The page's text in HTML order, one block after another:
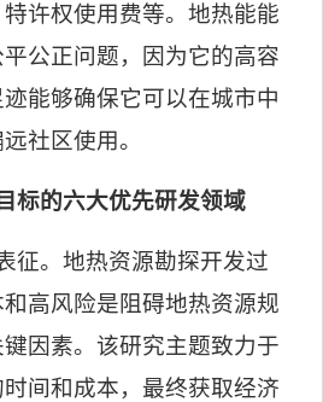
许权使用费等。地热能能
公正问题，因为它的高容
能够确保它可以在城市中
社区使用。
标的六大优先研发领域
征。 地热资源勘探开发过
高风险是阻碍地热资源规
因素。该研究主题致力于
间和成本，最终获取经济